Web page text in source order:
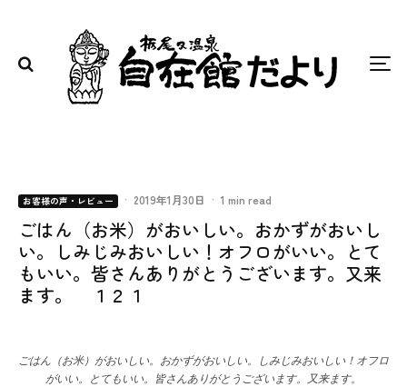
お客様の声・レビュー · 2019年1月30日 · 1 min read
ごはん（お米）がおいしい。おかずがおいし
い。しみじみおいしい！オフロがいい。とて
もいい。皆さんありがとうございます。又来
ます。 １２１
ごはん（お米）がおいしい。おかずがおいしい。しみじみおいしい！オフロ
がいい。とてもいい。皆さんありがとうございます。又来ます。